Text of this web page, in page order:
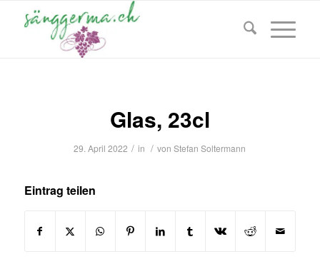
Glas, 23cl
29. April 2022 / in / vonStefan Soltermann
Eintrag teilen